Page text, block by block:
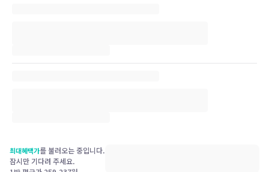
최대혜택가를 불러오는 중입니다.
잠시만 기다려 주세요.